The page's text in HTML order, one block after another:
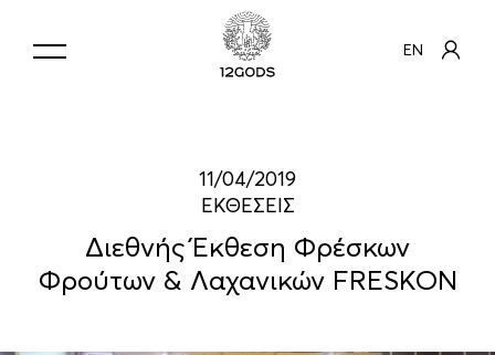
EN
11/04/2019
ΕΚΘΕΣΕΙΣ
Διεθνής Έκθεση Φρέσκων
Φρούτων & Λαχανικών FRESKON